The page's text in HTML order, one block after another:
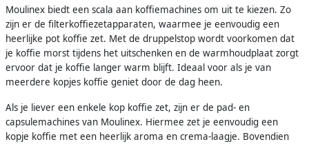
Moulinex biedt een scala aan koffiemachines om uit te kiezen. Zo
zijn er de filterkoffiezetapparaten, waarmee je eenvoudig een
heerlijke pot koffie zet. Met de druppelstop wordt voorkomen dat
je koffie morst tijdens het uitschenken en de warmhoudplaat zorgt
ervoor dat je koffie langer warm blijft. Ideaal voor als je van
meerdere kopjes koffie geniet door de dag heen.
Als je liever een enkele kop koffie zet, zijn er de pad- en
capsulemachines van Moulinex. Hiermee zet je eenvoudig een
kopje koffie met een heerlijk aroma en crema-laagje. Bovendien